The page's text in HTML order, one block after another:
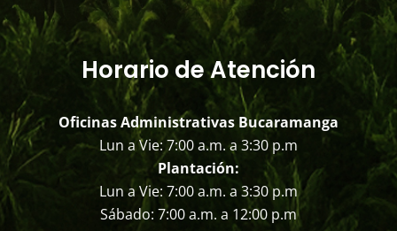
Horario de Atención
Oficinas Administrativas Bucaramanga
Lun a Vie: 7:00 a.m. a 3:30 p.m
Plantación:
Lun a Vie: 7:00 a.m. a 3:30 p.m
Sábado: 7:00 a.m. a 12:00 p.m